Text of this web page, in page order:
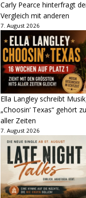
Carly Pearce hinterfragt
Vergleich mit anderen
7. August 2026
Ella Langley schreibt
„Choosin‘ Texas“ gehört
aller Zeiten
7. August 2026